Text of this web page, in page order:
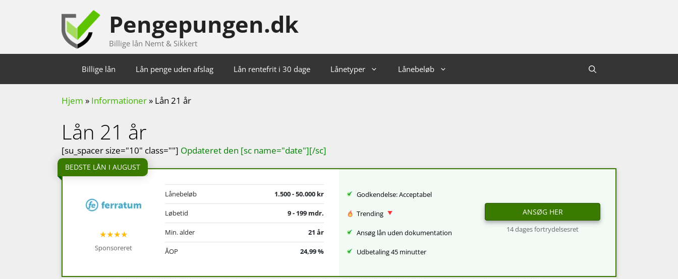
Pengepungen.dk
Billige lån Nemt & Sikkert
Billige lån Lån penge uden afslag Lån rentefrit i 30 dage Lånetyper Lånebeløb
Hjem » Informationer» Lån 21 år
Lån 21 år
[su_spacer size="10" class=""] Opdateret den [sc name="date"][/sc]
BEDSTE LÅN I AUGUST
★★★★
Sponsoreret
Lånebeløb 1.500 - 50.000 kr
Løbetid 9 - 199 mdr.
Min. alder 21 år
ÅOP 24,99 %
Godkendelse: Acceptabel
Trending
Ansøg lån uden dokumentation
Udbetaling 45 minutter
ANSØG HER
14 dages fortrydelsesret